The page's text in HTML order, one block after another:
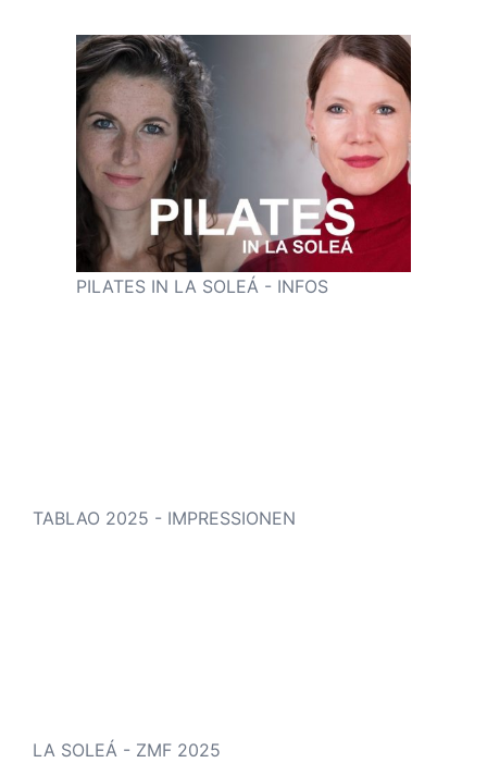
PILATES IN LA SOLEÁ - INFOS
TABLAO 2025 - IMPRESSIONEN
LA SOLEÁ - ZMF 2025